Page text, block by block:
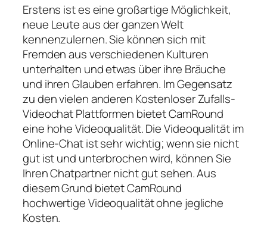
Erstens ist es eine großartige Möglichkeit,
neue Leute aus der ganzen Welt
kennenzulernen. Sie können sich mit
Fremden aus verschiedenen Kulturen
unterhalten und etwas über ihre Bräuche
und ihren Glauben erfahren. Im Gegensatz
zu den vielen anderen Kostenloser Zufalls-
Videochat Plattformen bietet CamRound
eine hohe Videoqualität. Die Videoqualität im
Online-Chat ist sehr wichtig; wenn sie nicht
gut ist und unterbrochen wird, können Sie
Ihren Chatpartner nicht gut sehen. Aus
diesem Grund bietet CamRound
hochwertige Videoqualität ohne jegliche
Kosten.